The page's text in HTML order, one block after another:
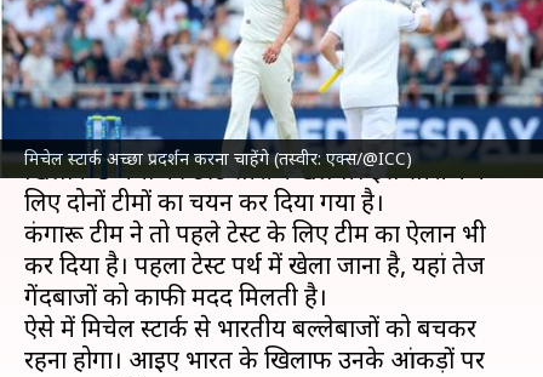
मिचेल स्टार्क अच्छा प्रदर्शन करना चाहेंगे (तस्वीर: एक्स/@ICC)
लेखन आदर्श कुमार Nov 14, 2024 07:31 am
क्या है खबर?
भारतीय क्रिकेट टीम22 नवंबर सेऑस्ट्रेलिया क्रिकेट टीमके
खिलाफ 5 मैचों की टेस्ट सीरीज खेलेगी। इस सीरीज के
लिए दोनों टीमों का चयन कर दिया गया है।
कंगारू टीम ने तो पहले टेस्ट के लिए टीम का ऐलान भी
कर दिया है। पहला टेस्ट पर्थ में खेला जाना है, यहां तेज
गेंदबाजों को काफी मदद मिलती है।
ऐसे में मिचेल स्टार्क से भारतीय बल्लेबाजों को बचकर
रहना होगा। आइए भारत के खिलाफ उनके आंकड़ों पर